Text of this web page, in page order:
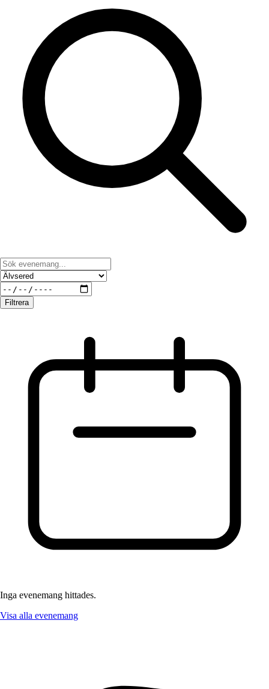
Filtrera
Inga evenemang hittades.
Visa alla evenemang